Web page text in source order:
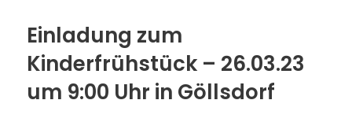
Einladung zum
Kinderfrühstück – 26.03.23
um 9:00 Uhr in Göllsdorf